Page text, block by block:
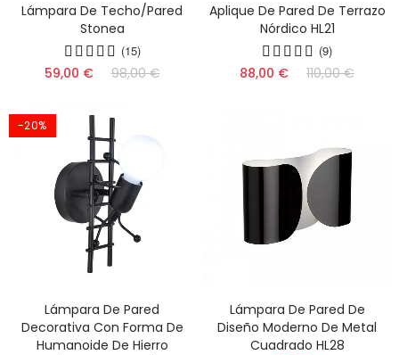
Lámpara De Techo/pared
Stonea
(15)
59,00 € 98,00 €
Aplique De Pared De Terrazo
Nórdico HL21
(9)
88,00 € 110,00 €
-20%
Lámpara De Pared
Decorativa Con Forma De
Humanoide De Hierro
Lámpara De Pared De
Diseño Moderno De Metal
Cuadrado HL28